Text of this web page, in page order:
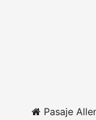
Pasaje